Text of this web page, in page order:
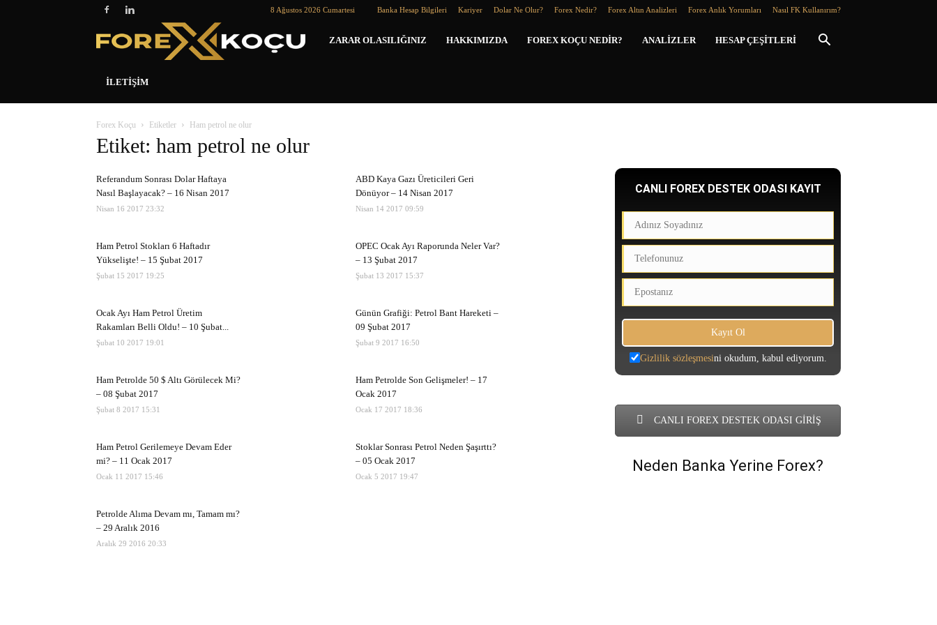
8 Ağustos 2026 Cumartesi Banka Hesap Bilgileri Kariyer Dolar Ne Olur? Forex Nedir? Forex Altın Analizleri Forex Anlık Yorumları Nasıl FK Kullanırım?
Forex
ZARAR OLASILIĞINIZ HAKKIMIZDA FOREX KOÇU NEDIR? ANALIZLER HESAP ÇEŞITLERI
İLETIŞIM
Forex Koçu Etiketler Ham petrol ne olur
Etiket: ham petrol ne olur
Referandum Sonrası Dolar Haftaya
Nasıl Başlayacak? – 16 Nisan 2017
Nisan 16 2017 23:32
ABD Kaya Gazı Üreticileri Geri
Dönüyor – 14 Nisan 2017
Nisan 14 2017 09:59
Ham Petrol Stokları 6 Haftadır
Yükselişte! – 15 Şubat 2017
Şubat 15 2017 19:25
OPEC Ocak Ayı Raporunda Neler Var?
– 13 Şubat 2017
Şubat 13 2017 15:37
Ocak Ayı Ham Petrol Üretim
Rakamları Belli Oldu! – 10 Şubat...
Şubat 10 2017 19:01
Günün Grafiği: Petrol Bant Hareketi –
09 Şubat 2017
Şubat 9 2017 16:50
Ham Petrolde 50 $ Altı Görülecek Mi?
– 08 Şubat 2017
Şubat 8 2017 15:31
Ham Petrolde Son Gelişmeler! – 17
Ocak 2017
Ocak 17 2017 18:36
Ham Petrol Gerilemeye Devam Eder
mi? – 11 Ocak 2017
Ocak 11 2017 15:46
Stoklar Sonrası Petrol Neden Şaşırttı?
– 05 Ocak 2017
Ocak 5 2017 19:47
Petrolde Alıma Devam mı, Tamam mı?
– 29 Aralık 2016
Aralık 29 2016 20:33
CANLI FOREX DESTEK ODASI KAYIT
Gizlilik sözleşmesini okudum, kabul ediyorum.
CANLI FOREX DESTEK ODASI GİRİŞ
Neden Banka Yerine Forex?